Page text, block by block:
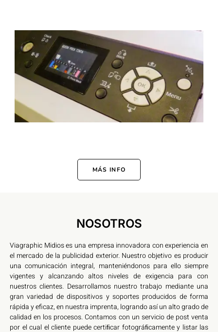
MÁS INFO
NOSOTROS
Viagraphic Midios es una empresa innovadora con experiencia en
el mercado de la publicidad exterior. Nuestro objetivo es producir
una comunicación integral, manteniéndonos para ello siempre
vigentes y alcanzando altos niveles de exigencia para con
nuestros clientes. Desarrollamos nuestro trabajo mediante una
gran variedad de dispositivos y soportes producidos de forma
rápida y eficaz, en nuestra imprenta, logrando así un alto grado de
calidad en los procesos. Contamos con un servicio de post venta
por el cual el cliente puede certiﬁcar fotográﬁcamente y listar las